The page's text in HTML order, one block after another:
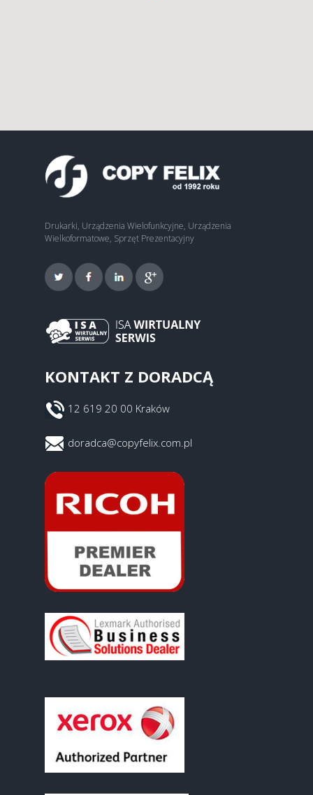
Drukarki, Urządzenia Wielofunkcyjne, Urządzenia
Wielkoformatowe, Sprzęt Prezentacyjny
KONTAKT Z DORADCĄ
12 619 20 00 Kraków
doradca@copyfelix.com.pl